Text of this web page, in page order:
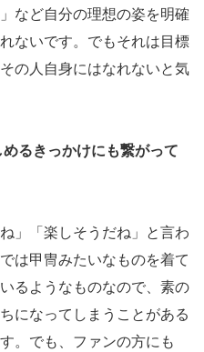
など自分の理想の姿を明確
ないです。でもそれは目標
の人自身にはなれないと気
るきっかけにも繋がって
」「楽しそうだね」と言わ
は甲冑みたいなものを着て
るようなものなので、素の
になってしまうことがある
。でも、ファンの方にも